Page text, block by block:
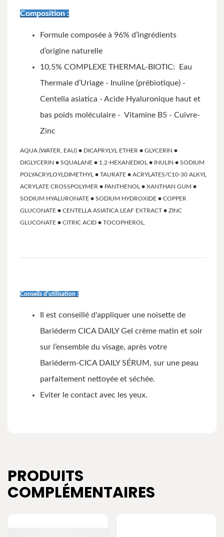
Composition :
Formule composée à 96% d’ingrédients
d’origine naturelle
10,5% COMPLEXE THERMAL-BIOTIC: Eau
Thermale d’Uriage - Inuline (prébiotique) -
Centella asiatica - Acide Hyaluronique haut et
bas poids moléculaire - Vitamine B5 - Cuivre-
Zinc
AQUA (WATER, EAU) ● DICAPRYLYL ETHER ● GLYCERIN ●
DIGLYCERIN ● SQUALANE ● 1,2-HEXANEDIOL ● INULIN ● SODIUM
POLYACRYLOYLDIMETHYL ● TAURATE ● ACRYLATES/C10-30 ALKYL
ACRYLATE CROSSPOLYMER ● PANTHENOL ● XANTHAN GUM ●
SODIUM HYALURONATE ● SODIUM HYDROXIDE ● COPPER
GLUCONATE ● CENTELLA ASIATICA LEAF EXTRACT ● ZINC
GLUCONATE ● CITRIC ACID ● TOCOPHEROL.
Conseils d'utilisation :
Il est conseillé d'appliquer une noisette de
Bariéderm CICA DAILY Gel crème matin et soir
sur l’ensemble du visage, après votre
Bariéderm-CICA DAILY SÉRUM, sur une peau
parfaitement nettoyée et séchée.
Eviter le contact avec les yeux.
PRODUITS
COMPLÉMENTAIRES